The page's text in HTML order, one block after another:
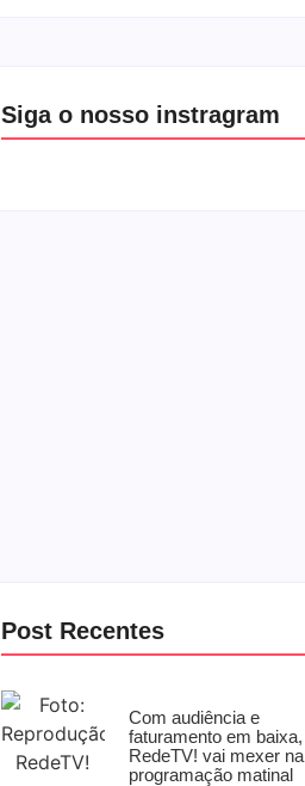
Siga o nosso instragram
Post Recentes
Com audiência e
faturamento em baixa,
RedeTV! vai mexer na
programação matinal